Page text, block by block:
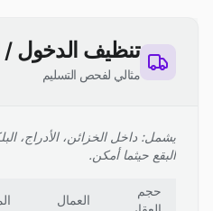
تنظيف الدخول /
مثالي لفحص التسليم
يشمل: داخل الخزائن، الأدراج،
البقع حيثما أمكن.
حجم
العمال